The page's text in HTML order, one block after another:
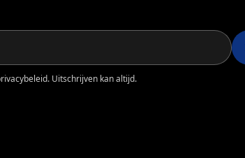
Uitschrijven kan altijd.